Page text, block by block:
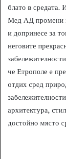
блато в средата.
Мед АД промени
и допринесе за
неговите
че Етрополе е
отдих сред
архитектура,
достойно място